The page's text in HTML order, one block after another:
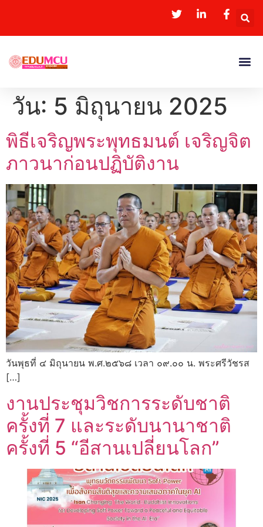
วัน: 5 มิถุนายน 2025
พิธีเจริญพระพุทธมนต์ เจริญจิต
ภาวนาก่อนปฏิบัติงาน
วันพุธที่ ๔ มิถุนายน พ.ศ.๒๕๖๘ เวลา ๐๙.๐๐ น. พระศรีวัชรส
[…]
งานประชุมวิชการระดับชาติ
ครั้งที่ 7 และระดับนานาชาติ
ครั้งที่ 5 “อีสานเปลี่ยนโลก”